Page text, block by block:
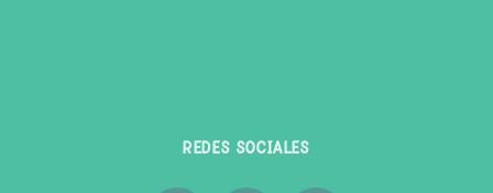
REDES SOCIALES